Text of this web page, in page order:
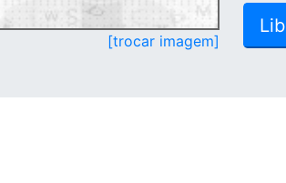
[trocar imagem]